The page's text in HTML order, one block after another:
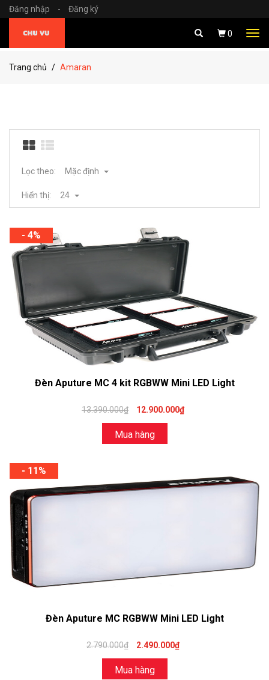
Đăng nhập - Đăng ký
0
Trang chủ Amaran
Lọc theo: Mặc định
Hiển thị: 24
- 4%
Đèn Aputure MC 4 kit RGBWW Mini LED Light
13.390.000₫ 12.900.000₫
Mua hàng
- 11%
Đèn Aputure MC RGBWW Mini LED Light
2.790.000₫ 2.490.000₫
Mua hàng